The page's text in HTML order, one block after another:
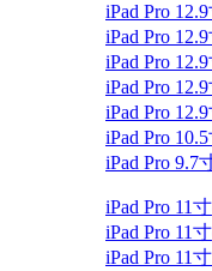
iPad Pro
iPad Pro
iPad Pro
iPad Pro
iPad Pro
iPad Pro
iPad Pro 9.7
iPad Pro 11
iPad Pro 11
iPad Pro 11